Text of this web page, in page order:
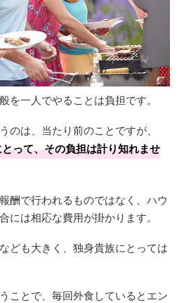
を一人でやることは負担です。
のは、当たり前のことですが、
って、その負担は計り知れませ
酬で行われるものではなく、ハウ
には相応な費用が掛かります。
ども大きく、独身貴族にとっては
ことで、毎回外食しているとエン